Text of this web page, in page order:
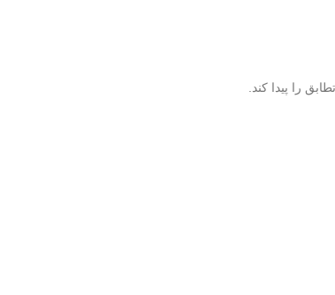
را پیدا کند.